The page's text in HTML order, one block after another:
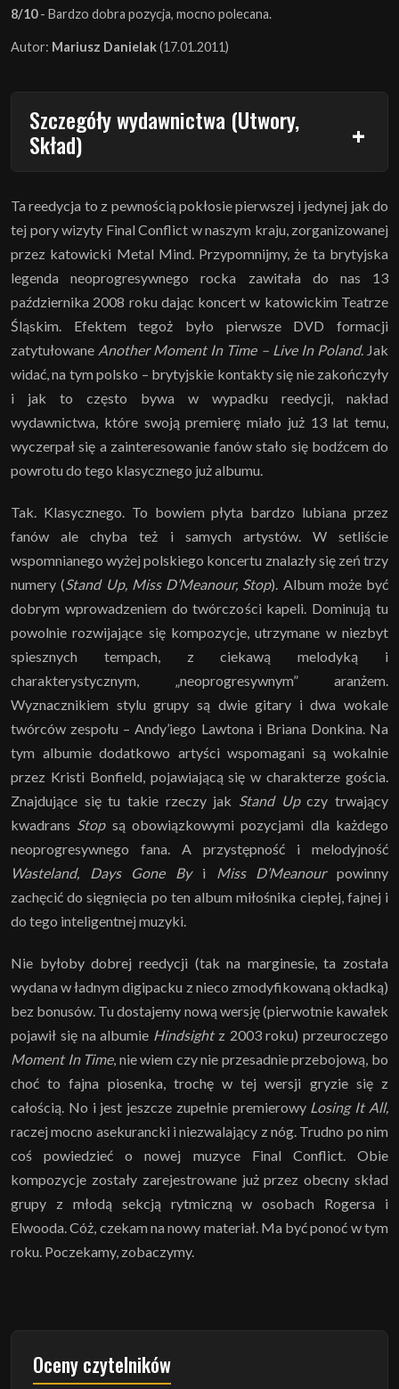
8/10- Bardzo dobra pozycja, mocno polecana.
Autor: Mariusz Danielak(17.01.2011)
Szczegóły wydawnictwa (Utwory,
Skład)
Ta reedycja to z pewnością pokłosie pierwszej i jedynej jak do
tej pory wizyty Final Conflict w naszym kraju, zorganizowanej
przez katowicki Metal Mind. Przypomnijmy, że ta brytyjska
legenda neoprogresywnego rocka zawitała do nas 13
października 2008 roku dając koncert w katowickim Teatrze
Śląskim. Efektem tegoż było pierwsze DVD formacji
zatytułowane Another Moment In Time – Live In Poland. Jak
widać, na tym polsko – brytyjskie kontakty się nie zakończyły
i jak to często bywa w wypadku reedycji, nakład
wydawnictwa, które swoją premierę miało już 13 lat temu,
wyczerpał się a zainteresowanie fanów stało się bodźcem do
powrotu do tego klasycznego już albumu.
Tak. Klasycznego. To bowiem płyta bardzo lubiana przez
fanów ale chyba też i samych artystów. W setliście
wspomnianego wyżej polskiego koncertu znalazły się zeń trzy
numery ( Stand Up, Miss D’Meanour, Stop). Album może być
dobrym wprowadzeniem do twórczości kapeli. Dominują tu
powolnie rozwijające się kompozycje, utrzymane w niezbyt
spiesznych tempach, z ciekawą melodyką i
charakterystycznym, „neoprogresywnym” aranżem.
Wyznacznikiem stylu grupy są dwie gitary i dwa wokale
twórców zespołu – Andy’iego Lawtona i Briana Donkina. Na
tym albumie dodatkowo artyści wspomagani są wokalnie
przez Kristi Bonfield, pojawiającą się w charakterze gościa.
Znajdujące się tu takie rzeczy jak
Stand Upczy trwający
kwadrans Stopsą obowiązkowymi pozycjami dla każdego
neoprogresywnego fana. A przystępność i melodyjność
Wasteland, Days Gone Byi Miss D’Meanourpowinny
zachęcić do sięgnięcia po ten album miłośnika ciepłej, fajnej i
do tego inteligentnej muzyki.
Nie byłoby dobrej reedycji (tak na marginesie, ta została
wydana w ładnym digipacku z nieco zmodyfikowaną okładką)
bez bonusów. Tu dostajemy nową wersję (pierwotnie kawałek
pojawił się na albumie Hindsight z 2003 roku) przeuroczego
Moment In Time, nie wiem czy nie przesadnie przebojową, bo
choć to fajna piosenka, trochę w tej wersji gryzie się z
całością. No i jest jeszcze zupełnie premierowy Losing It All,
raczej mocno asekurancki i niezwalający z nóg. Trudno po nim
coś powiedzieć o nowej muzyce Final Conflict. Obie
kompozycje zostały zarejestrowane już przez obecny skład
grupy z młodą sekcją rytmiczną w osobach Rogersa i
Elwooda. Cóż, czekam na nowy materiał. Ma być ponoć w tym
roku. Poczekamy, zobaczymy.
Oceny czytelników